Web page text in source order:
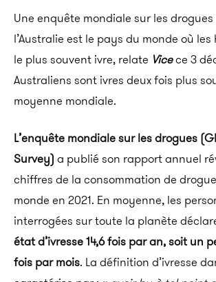
Une enquête mondiale sur les
l’Australie est le pays du monde où
le plus souvent ivre, relate Vicece 3
Australiens sont ivres deux fois plus
moyenne mondiale.
L’enquête mondiale sur les drogues
Survey) a publié son rapport annuel
chiffres de la consommation de
monde en 2021. En moyenne, les
interrogées sur toute la planète
état d’ivresse 14,6 fois par an, soit un
fois par mois. La définition d’ivresse